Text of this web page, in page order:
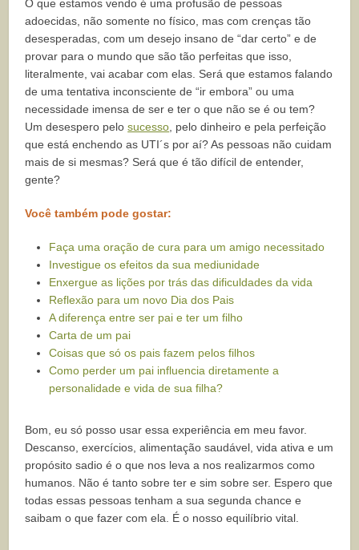
O que estamos vendo é uma profusão de pessoas
adoecidas, não somente no físico, mas com crenças tão
desesperadas, com um desejo insano de “dar certo” e de
provar para o mundo que são tão perfeitas que isso,
literalmente, vai acabar com elas. Será que estamos falando
de uma tentativa inconsciente de “ir embora” ou uma
necessidade imensa de ser e ter o que não se é ou tem?
Um desespero pelosucesso, pelo dinheiro e pela perfeição
que está enchendo as UTI´s por aí? As pessoas não cuidam
mais de si mesmas? Será que é tão difícil de entender,
gente?
Você também pode gostar:
Faça uma oração de cura para um amigo necessitado
Investigue os efeitos da sua mediunidade
Enxergue as lições por trás das dificuldades da vida
Reflexão para um novo Dia dos Pais
A diferença entre ser pai e ter um filho
Carta de um pai
Coisas que só os pais fazem pelos filhos
Como perder um pai influencia diretamente a
personalidade e vida de sua filha?
Bom, eu só posso usar essa experiência em meu favor.
Descanso, exercícios, alimentação saudável, vida ativa e um
propósito sadio é o que nos leva a nos realizarmos como
humanos. Não é tanto sobre ter e sim sobre ser. Espero que
todas essas pessoas tenham a sua segunda chance e
saibam o que fazer com ela. É o nosso equilíbrio vital.